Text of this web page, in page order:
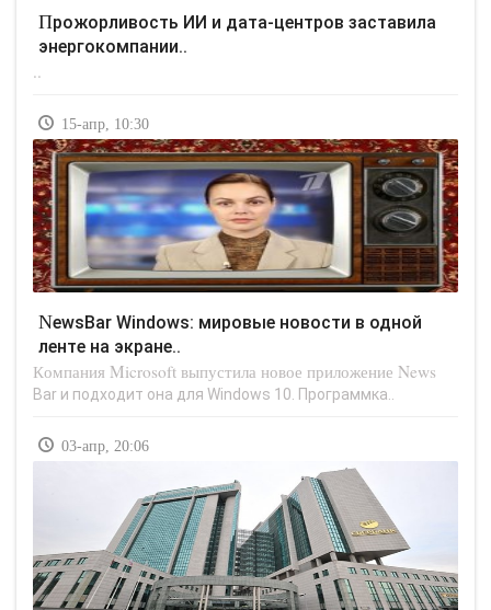
Прожорливость ИИ и дата-центров заставила
энергокомпании..
..
15-апр, 10:30
NewsBar Windows: мировые новости в одной
ленте на экране..
Компания Microsoft выпустила новое приложение News
Bar и подходит она для Windows 10. Программка..
03-апр, 20:06